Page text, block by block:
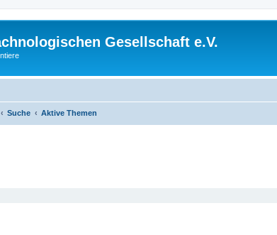
Gesellschaft e.V.
Suche Aktive Themen